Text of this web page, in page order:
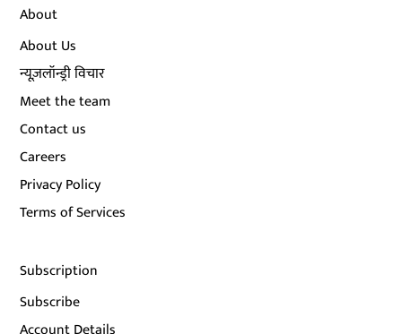
About
About Us
न्यूज़लॉन्ड्री विचार
Meet the team
Contact us
Careers
Privacy Policy
Terms of Services
Subscription
Subscribe